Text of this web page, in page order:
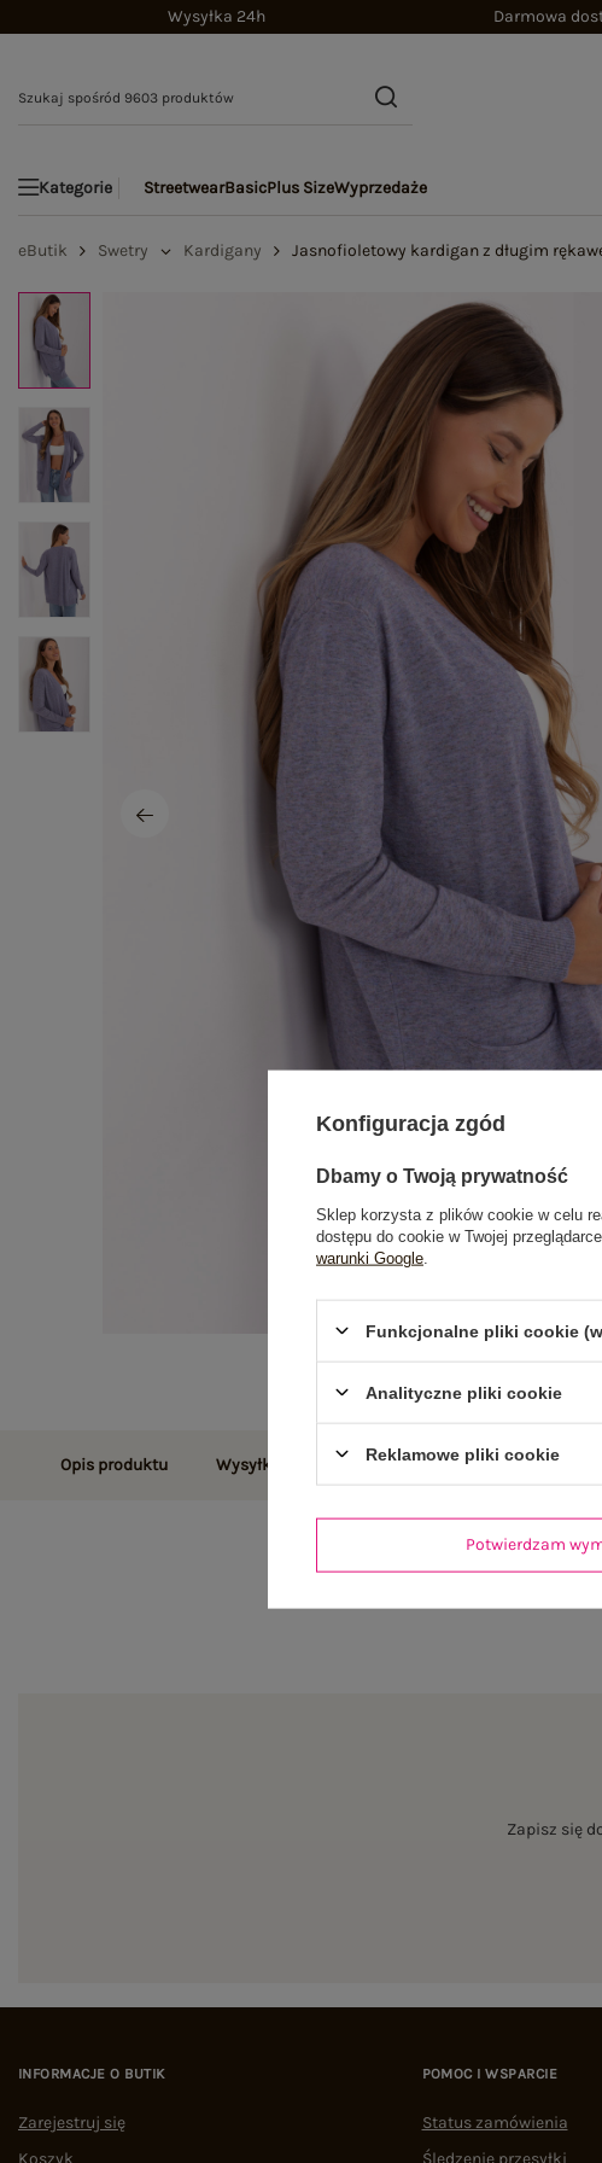
Wysyłka 24h Darmowa
Kategorie StreetwearBasicPlus SizeWyprzedaże
eButik Swetry Kardigany Jasnofioletowy kardigan z długim
Opis produktu Wysyłka i dostawa Zwroty i reklamacje
Zapisz się
INFORMACJE O BUTIK
Zarejestruj się
Koszyk
POMOC I WSPARCIE
Status zamówienia
Śledzenie przesyłki
Konfiguracja zgód
Dbamy o Twoją prywatność
Sklep korzysta z plików cookie w celu
dostępu do cookie w Twojej
warunki Google
Funkcjonalne pliki cookie
Analityczne pliki cookie
Reklamowe pliki cookie
Potwierdzam